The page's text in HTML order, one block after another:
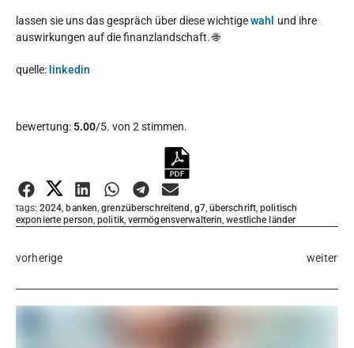
lassen sie uns das gespräch über diese wichtigewahl
und ihre
auswirkungen auf die finanzlandschaft. 🌐
quelle: linkedin
Bewertung abgeben
bewertung: 5.00/5. von 2 stimmen.
tags: 2024, banken,grenzüberschreitend , g7, überschrift,politisch
exponierte person,politik, vermögensverwalterin,westliche länder
vorherige weiter